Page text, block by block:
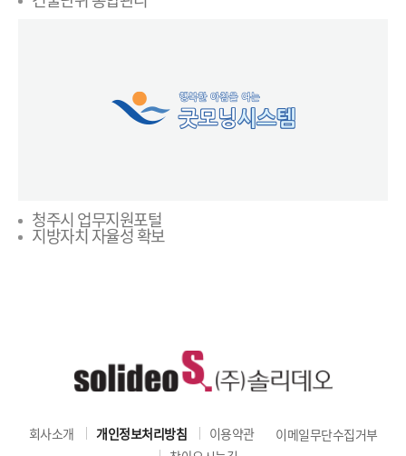
청주시 업무지원포털
지방자치 자율성 확보
회사소개 개인정보처리방침 이용약관
이메일무단수집거부